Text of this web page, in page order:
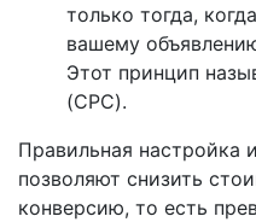
только тогда,
вашему
Этот принцип
(CPC).
Правильная настройка
позволяют снизить
конверсию, то есть